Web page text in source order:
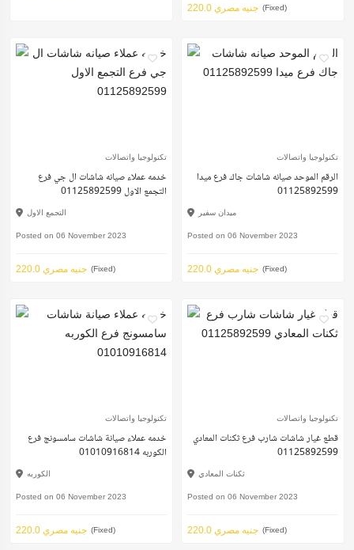
220.0 جنيه مصري (Fixed)
تكنولوجيا واتصالات
خدمه عملاء صيانه شاشات ال جي فرع
التجمع الاول 01125892599
التجمع الاول
Posted on 06 November 2023
220.0 جنيه مصري (Fixed)
تكنولوجيا واتصالات
الرقم الموحد صيانه شاشات جاك فرع ميدا
01125892599
ميدان سفير
Posted on 06 November 2023
220.0 جنيه مصري (Fixed)
تكنولوجيا واتصالات
خدمه عملاء صيانة شاشات سامسونج فرع
الكوربه 01010916814
الكوربه
Posted on 06 November 2023
220.0 جنيه مصري (Fixed)
تكنولوجيا واتصالات
قطع غيار شاشات شارب فرع ثكنات المعادي
01125892599
ثكنات المعادي
Posted on 06 November 2023
220.0 جنيه مصري (Fixed)